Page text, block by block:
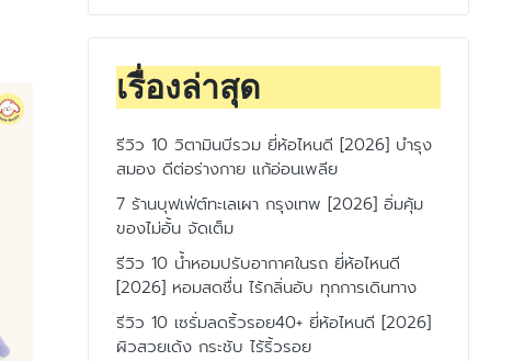
เรื่องล่าสุด
รีวิว 10 วิตามินบีรวม ยี่ห้อไหนดี [2026] บำรุง
สมอง ดีต่อร่างกาย แก้อ่อนเพลีย
7 ร้านบุฟเฟ่ต์ทะเลเผา กรุงเทพ [2026] อิ่มคุ้ม
ของไม่อั้น จัดเต็ม
รีวิว 10 น้ำหอมปรับอากาศในรถ ยี่ห้อไหนดี
[2026] หอมสดชื่น ไร้กลิ่นอับ ทุกการเดินทาง
รีวิว 10 เซรั่มลดริ้วรอย40+ ยี่ห้อไหนดี [2026]
ผิวสวยเด้ง กระชับ ไร้ริ้วรอย